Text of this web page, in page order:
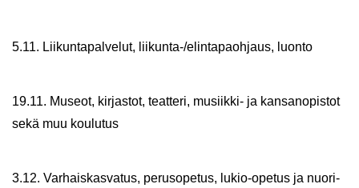
5.11. Lii­kun­ta­pal­ve­lut, liikunta-​/elin­ta­paoh­jaus, luon­to
19.11. Museot, kir­jas­tot, teat­te­ri, musiikki-​ ja kan­san­opis­tot
sekä muu kou­lu­tus
3.12. Var­hais­kas­va­tus, pe­rus­o­pe­tus, lukio-​opetus ja nuo­ri­